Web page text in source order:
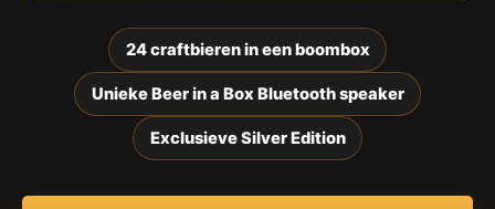
24 craftbieren in een boombox
Unieke Beer in a Box Bluetooth speaker
Exclusieve Silver Edition